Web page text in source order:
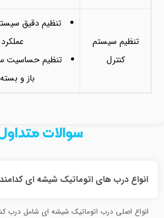
تنظیم سیستم
کنترل
تنظیم دقیق سیستم
تنظیم حساسیت
باز و
سوالات
انواع درب های اتوماتیک شیشه ای کدامند؟
انواع اصلی درب اتوماتیک شیشه ای شامل درب